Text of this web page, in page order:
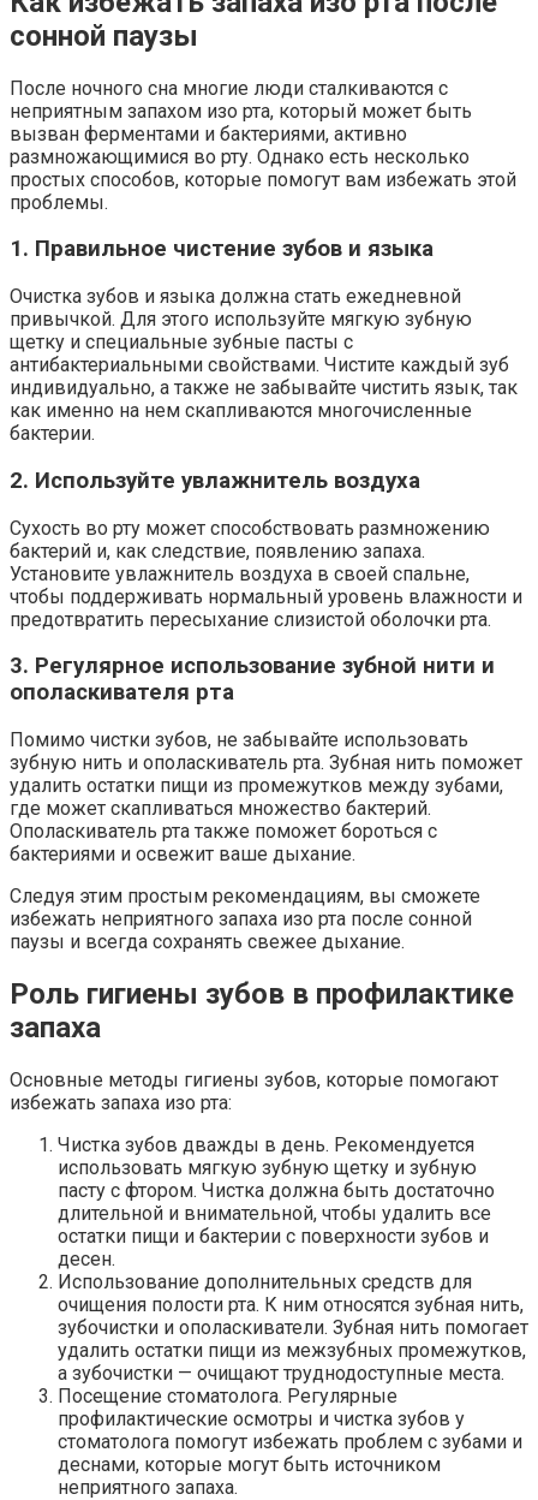
сонной паузы
После ночного сна многие люди сталкиваются с
неприятным запахом изо рта, который может быть
вызван ферментами и бактериями, активно
размножающимися во рту. Однако есть несколько
простых способов, которые помогут вам избежать этой
проблемы.
1. Правильное чистение зубов и языка
Очистка зубов и языка должна стать ежедневной
привычкой. Для этого используйте мягкую зубную
щетку и специальные зубные пасты с
антибактериальными свойствами. Чистите каждый зуб
индивидуально, а также не забывайте чистить язык, так
как именно на нем скапливаются многочисленные
бактерии.
2. Используйте увлажнитель воздуха
Сухость во рту может способствовать размножению
бактерий и, как следствие, появлению запаха.
Установите увлажнитель воздуха в своей спальне,
чтобы поддерживать нормальный уровень влажности и
предотвратить пересыхание слизистой оболочки рта.
3. Регулярное использование зубной нити и
ополаскивателя рта
Помимо чистки зубов, не забывайте использовать
зубную нить и ополаскиватель рта. Зубная нить поможет
удалить остатки пищи из промежутков между зубами,
где может скапливаться множество бактерий.
Ополаскиватель рта также поможет бороться с
бактериями и освежит ваше дыхание.
Следуя этим простым рекомендациям, вы сможете
избежать неприятного запаха изо рта после сонной
паузы и всегда сохранять свежее дыхание.
Роль гигиены зубов в профилактике
запаха
Основные методы гигиены зубов, которые помогают
избежать запаха изо рта:
Чистка зубов дважды в день. Рекомендуется
использовать мягкую зубную щетку и зубную
пасту с фтором. Чистка должна быть достаточно
длительной и внимательной, чтобы удалить все
остатки пищи и бактерии с поверхности зубов и
десен.
Использование дополнительных средств для
очищения полости рта. К ним относятся зубная нить,
зубочистки и ополаскиватели. Зубная нить помогает
удалить остатки пищи из межзубных промежутков,
а зубочистки — очищают труднодоступные места.
Посещение стоматолога. Регулярные
профилактические осмотры и чистка зубов у
стоматолога помогут избежать проблем с зубами и
деснами, которые могут быть источником
неприятного запаха.